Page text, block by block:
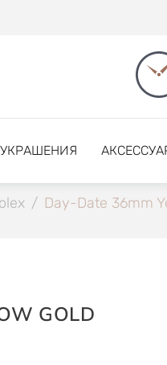
/ Day-Date 36mm
GOLD